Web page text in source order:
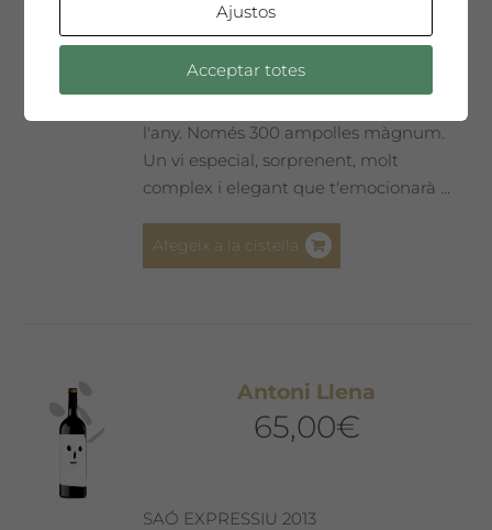
Un homenatge únic. El nostre millor vi,
cada any seleccionat i presentat en una
Edició de Col·leccionista amb l'etiqueta
l'any. Només 300 ampolles màgnum.
Un vi especial, sorprenent, molt
complex i elegant que t'emocionarà ...
Afegeix a la cistella
Antoni Llena
65,00€
SAÓ EXPRESSIU 2013
Ajustos
Acceptar totes